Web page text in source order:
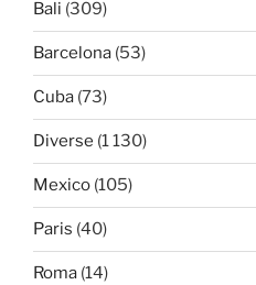
Bali (309)
Barcelona (53)
Cuba (73)
Diverse (1 130)
Mexico (105)
Paris (40)
Roma (14)